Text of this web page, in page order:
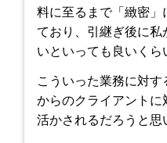
料に至るまで「緻密
ており、引継ぎ後に私
いといっても良いくら
こういった業務に対
からのクライアントに
活かされるだろうと思